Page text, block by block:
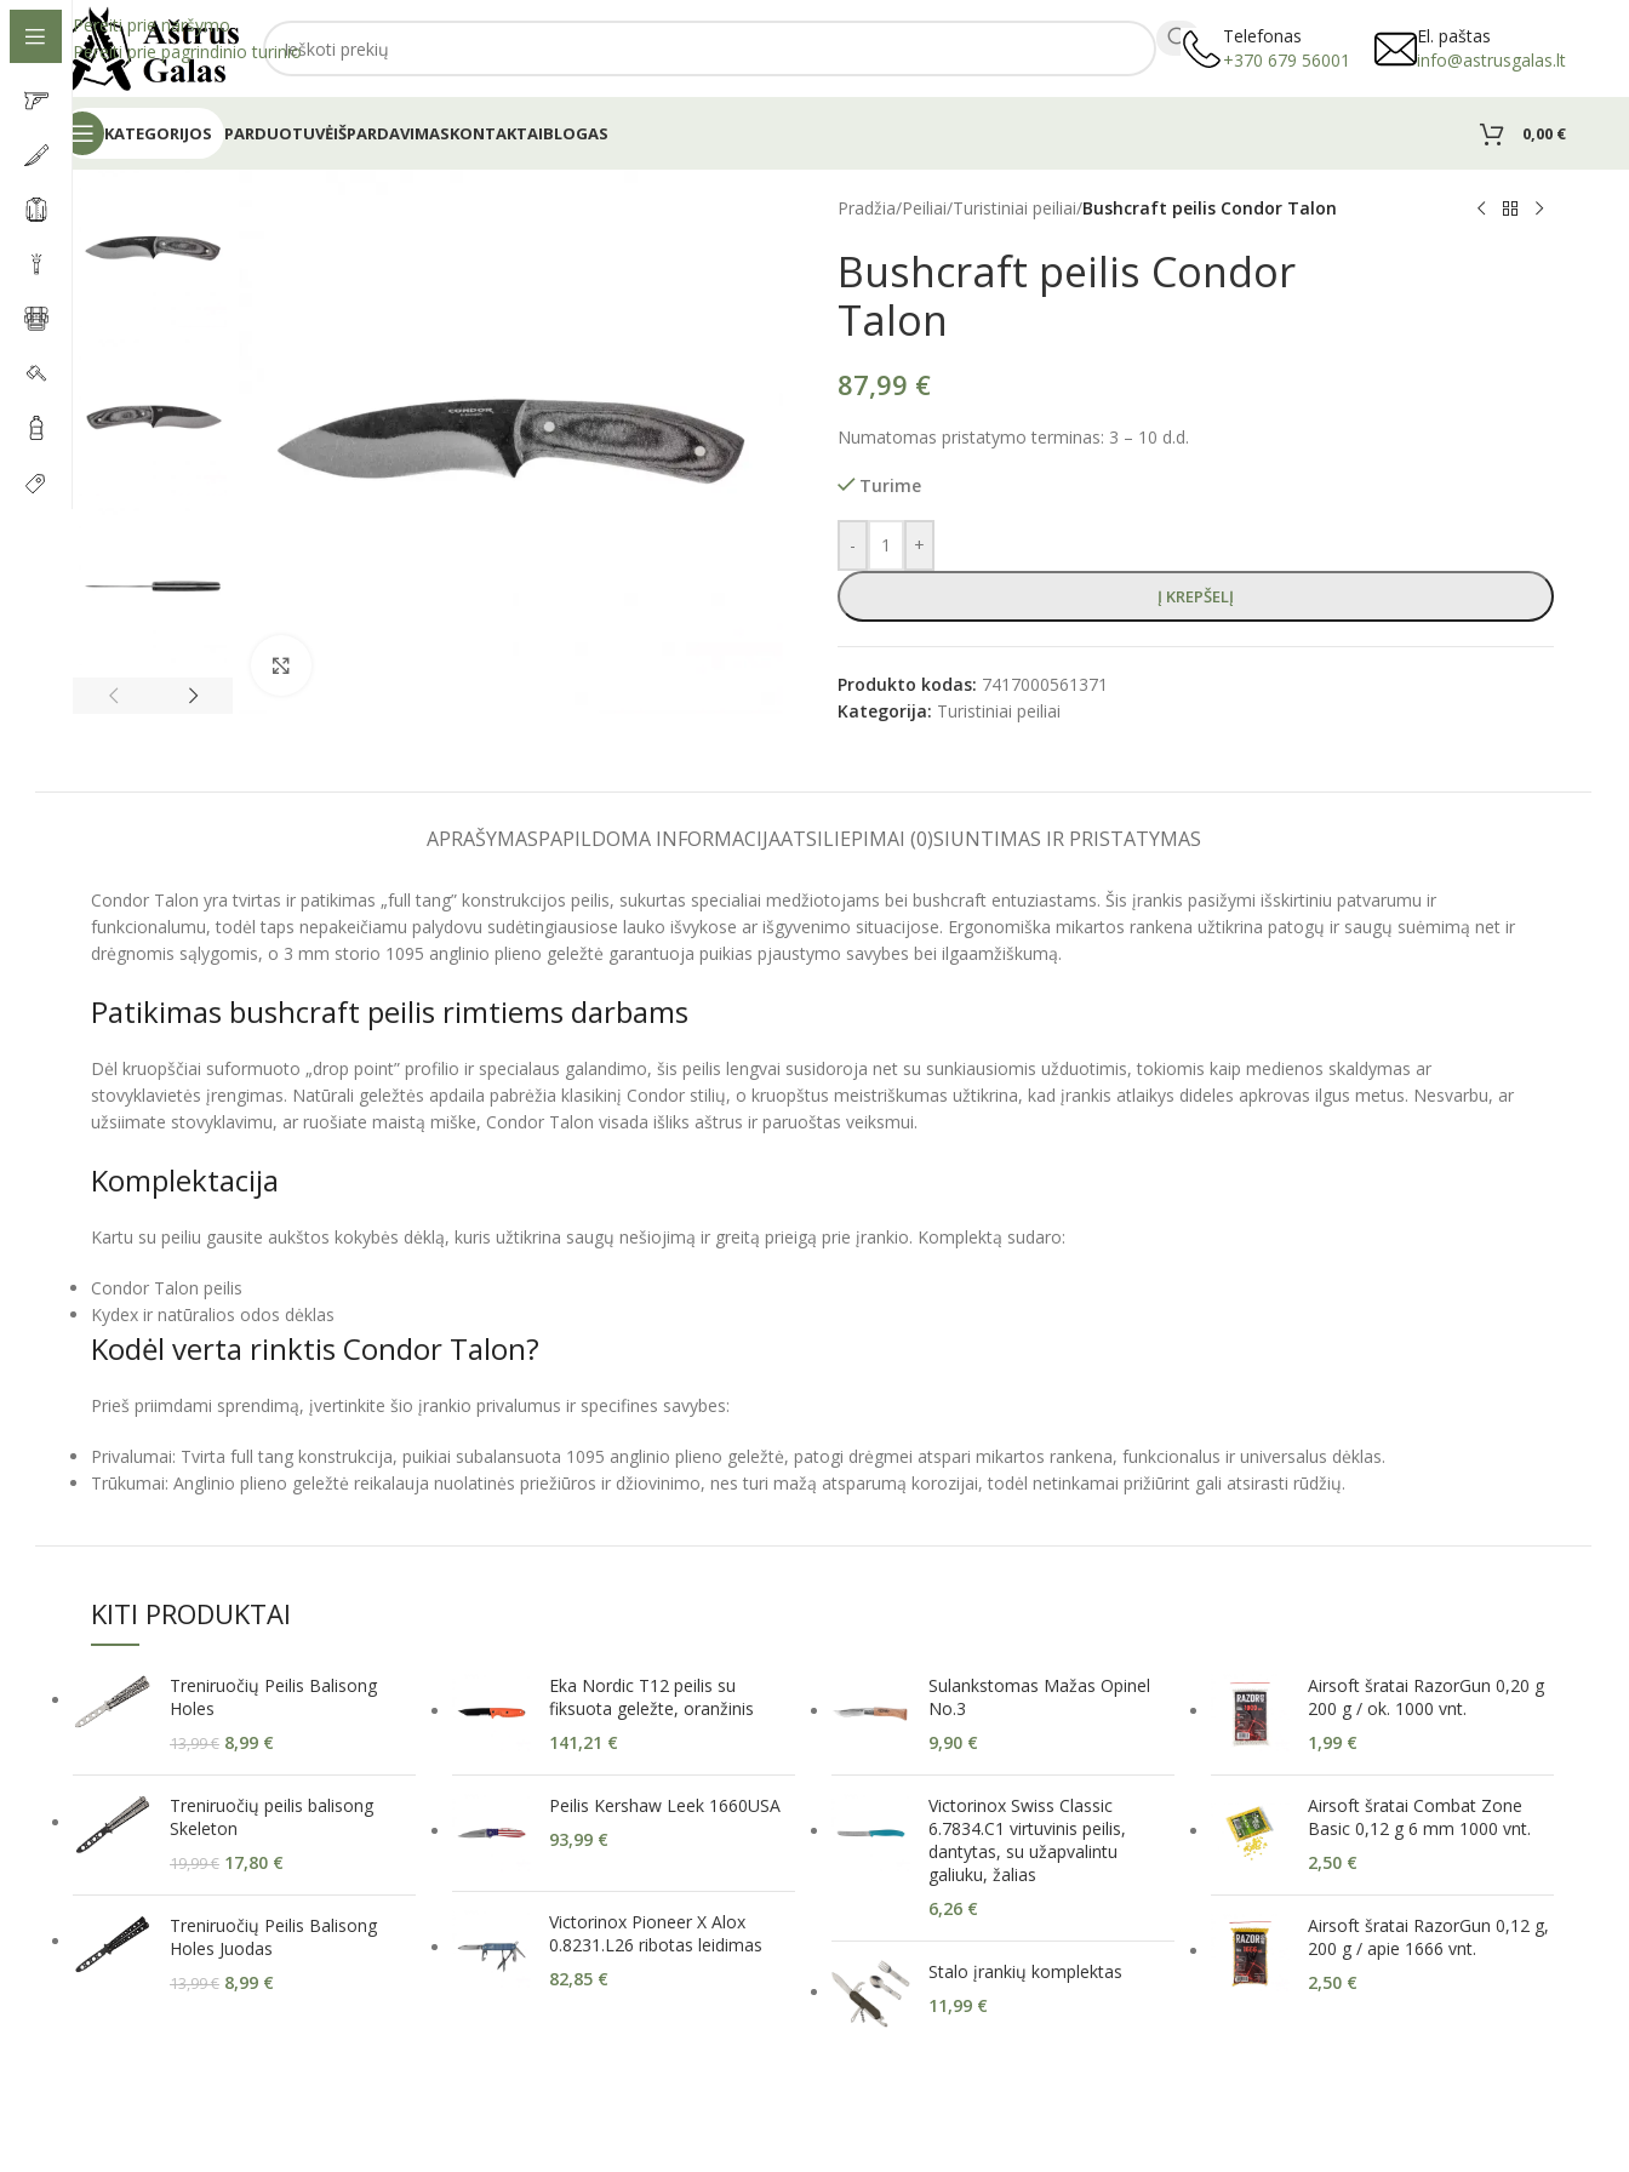
Pereiti prie naršymo
Pereiti prie pagrindinio turinio
Telefonas
+370 679 56001
El. paštas
info@astrusgalas.lt
KATEGORIJOS PARDUOTUVĖIŠPARDAVIMASKONTAKTAIBLOGAS 0,00 €
Pradžia/Peiliai/Turistiniai peiliai/Bushcraft peilis Condor Talon
Bushcraft peilis Condor
Talon
87,99 €
Numatomas pristatymo terminas: 3 – 10 d.d.
Turime
- +
Į KREPŠELĮ
Produkto kodas: 7417000561371
Kategorija: Turistiniai peiliai
APRAŠYMASPAPILDOMA INFORMACIJAATSILIEPIMAI (0)SIUNTIMAS IR PRISTATYMAS
Condor Talon yra tvirtas ir patikimas „full tang” konstrukcijos peilis, sukurtas specialiai medžiotojams bei bushcraft entuziastams. Šis įrankis pasižymi išskirtiniu patvarumu ir
funkcionalumu, todėl taps nepakeičiamu palydovu sudėtingiausiose lauko išvykose ar išgyvenimo situacijose. Ergonomiška mikartos rankena užtikrina patogų ir saugų suėmimą net ir
drėgnomis sąlygomis, o 3 mm storio 1095 anglinio plieno geležtė garantuoja puikias pjaustymo savybes bei ilgaamžiškumą.
Patikimas bushcraft peilis rimtiems darbams
Dėl kruopščiai suformuoto „drop point” profilio ir specialaus galandimo, šis peilis lengvai susidoroja net su sunkiausiomis užduotimis, tokiomis kaip medienos skaldymas ar
stovyklavietės įrengimas. Natūrali geležtės apdaila pabrėžia klasikinį Condor stilių, o kruopštus meistriškumas užtikrina, kad įrankis atlaikys dideles apkrovas ilgus metus. Nesvarbu, ar
užsiimate stovyklavimu, ar ruošiate maistą miške, Condor Talon visada išliks aštrus ir paruoštas veiksmui.
Komplektacija
Kartu su peiliu gausite aukštos kokybės dėklą, kuris užtikrina saugų nešiojimą ir greitą prieigą prie įrankio. Komplektą sudaro:
Condor Talon peilis
Kydex ir natūralios odos dėklas
Kodėl verta rinktis Condor Talon?
Prieš priimdami sprendimą, įvertinkite šio įrankio privalumus ir specifines savybes:
Privalumai: Tvirta full tang konstrukcija, puikiai subalansuota 1095 anglinio plieno geležtė, patogi drėgmei atspari mikartos rankena, funkcionalus ir universalus dėklas.
Trūkumai: Anglinio plieno geležtė reikalauja nuolatinės priežiūros ir džiovinimo, nes turi mažą atsparumą korozijai, todėl netinkamai prižiūrint gali atsirasti rūdžių.
KITI PRODUKTAI
Treniruočių Peilis Balisong
Holes
13,99€ 8,99 €
Treniruočių peilis balisong
Skeleton
19,99€ 17,80 €
Treniruočių Peilis Balisong
Holes Juodas
13,99€ 8,99 €
Eka Nordic T12 peilis su
fiksuota geležte, oranžinis
141,21 €
Peilis Kershaw Leek 1660USA
93,99 €
Victorinox Pioneer X Alox
0.8231.L26 ribotas leidimas
82,85 €
Sulankstomas Mažas Opinel
No.3
9,90 €
Victorinox Swiss Classic
6.7834.C1 virtuvinis peilis,
dantytas, su užapvalintu
galiuku, žalias
6,26 €
Stalo įrankių komplektas
11,99 €
Airsoft šratai RazorGun 0,20 g
200 g / ok. 1000 vnt.
1,99 €
Airsoft šratai Combat Zone
Basic 0,12 g 6 mm 1000 vnt.
2,50 €
Airsoft šratai RazorGun 0,12 g,
200 g / apie 1666 vnt.
2,50 €